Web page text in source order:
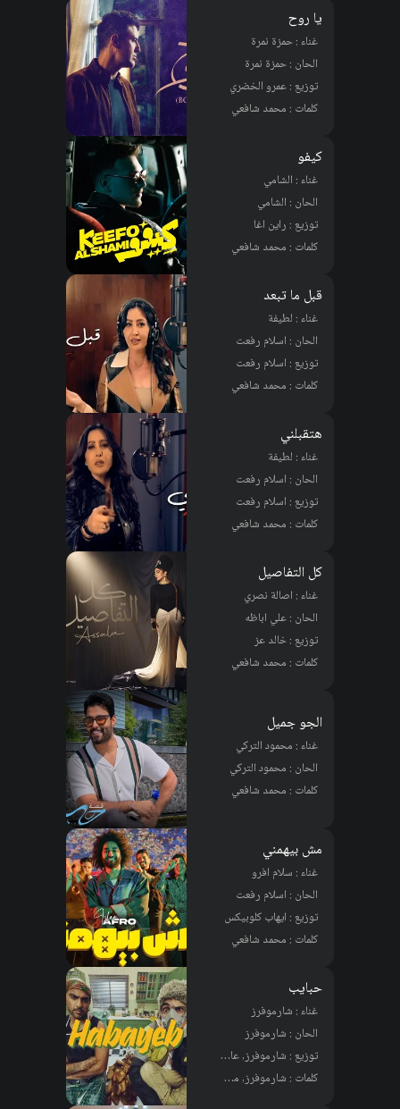
يا روح
غناء : حمزة نمرة
الحان : حمزة نمرة
توزيع : عمرو الخضري
كلمات : محمد شافعي
كيفو
غناء : الشامي
الحان : الشامي
توزيع : راين اغا
كلمات : محمد شافعي
قبل ما تبعد
غناء : لطيفة
الحان : اسلام رفعت
توزيع : اسلام رفعت
كلمات : محمد شافعي
هتقبلني
غناء : لطيفة
الحان : اسلام رفعت
توزيع : اسلام رفعت
كلمات : محمد شافعي
كل التفاصيل
غناء : اصالة نصري
الحان : علي اباظه
توزيع : خالد عز
كلمات : محمد شافعي
الجو جميل
غناء : محمود التركي
الحان : محمود التركي
كلمات : محمد شافعي
مش بيهمني
غناء : سلام افرو
الحان : اسلام رفعت
توزيع : ايهاب كلوبيكس
كلمات : محمد شافعي
حبايب
غناء : شارموفرز
الحان : شارموفرز
توزيع : شارموفرز, عادل محمد
كلمات : شارموفرز, محمد شافعي